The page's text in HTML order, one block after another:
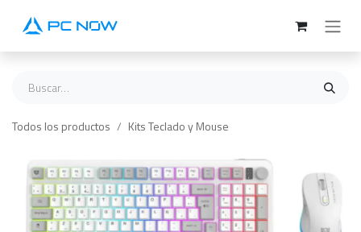
Todos los productos Kits Teclado y Mouse